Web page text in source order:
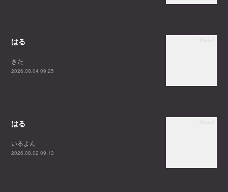
はる
きた
2026.08.04 09:25
はる
いるよん
2026.08.02 09:13